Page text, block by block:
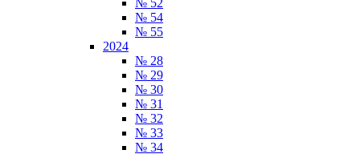
№ 52
№ 54
№ 55
2024
№ 28
№ 29
№ 30
№ 31
№ 32
№ 33
№ 34